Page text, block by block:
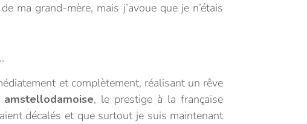
ma grand-mère, mais j’avoue que je n’étais
et complètement, réalisant un rêve
amstellodamoise, le prestige à la française
décalés et que surtout je suis maintenant